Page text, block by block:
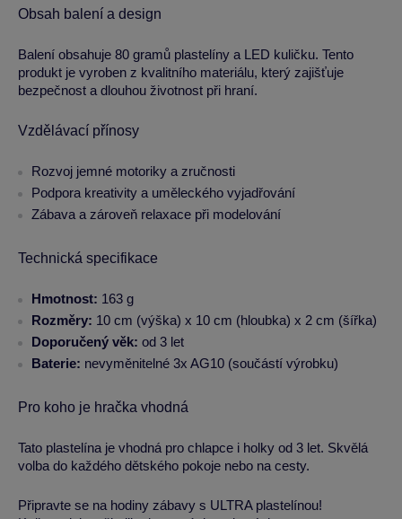
Obsah balení a design
Balení obsahuje 80 gramů plastelíny a LED kuličku. Tento
produkt je vyroben z kvalitního materiálu, který zajišťuje
bezpečnost a dlouhou životnost při hraní.
Vzdělávací přínosy
Rozvoj jemné motoriky a zručnosti
Podpora kreativity a uměleckého vyjadřování
Zábava a zároveň relaxace při modelování
Technická specifikace
Hmotnost: 163 g
Rozměry: 10 cm (výška) x 10 cm (hloubka) x 2 cm (šířka)
Doporučený věk: od 3 let
Baterie: nevyměnitelné 3x AG10 (součástí výrobku)
Pro koho je hračka vhodná
Tato plastelína je vhodná pro chlapce i holky od 3 let. Skvělá
volba do každého dětského pokoje nebo na cesty.
Připravte se na hodiny zábavy s ULTRA plastelínou!